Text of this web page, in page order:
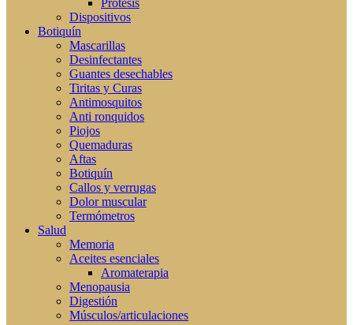
Prótesis
Dispositivos
Botiquín
Mascarillas
Desinfectantes
Guantes desechables
Tiritas y Curas
Antimosquitos
Anti ronquidos
Piojos
Quemaduras
Aftas
Botiquín
Callos y verrugas
Dolor muscular
Termómetros
Salud
Memoria
Aceites esenciales
Aromaterapia
Menopausia
Digestión
Músculos/articulaciones